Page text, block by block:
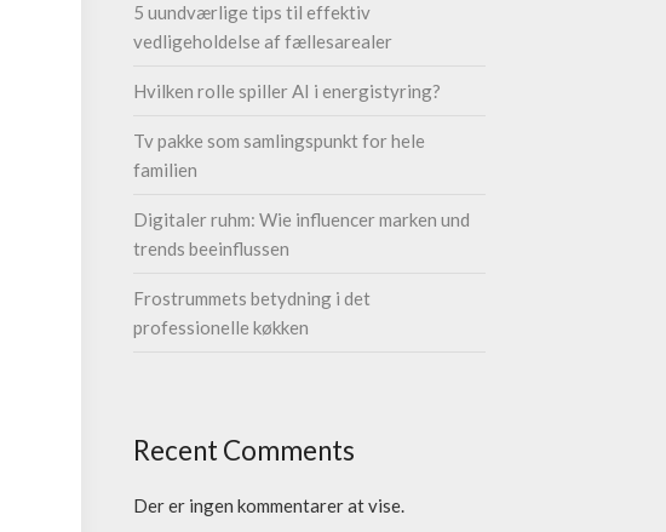
5 uundværlige tips til effektiv
vedligeholdelse af fællesarealer
Hvilken rolle spiller AI i energistyring?
Tv pakke som samlingspunkt for hele
familien
Digitaler ruhm: Wie influencer marken und
trends beeinflussen
Frostrummets betydning i det
professionelle køkken
Recent Comments
Der er ingen kommentarer at vise.